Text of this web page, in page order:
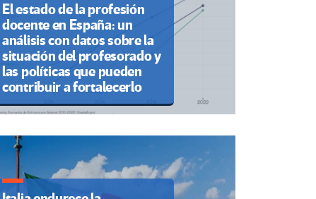
El estado de la profesión
docente en España: un
análisis con datos sobre la
situación del profesorado y
las políticas que pueden
contribuir a fortalecerlo